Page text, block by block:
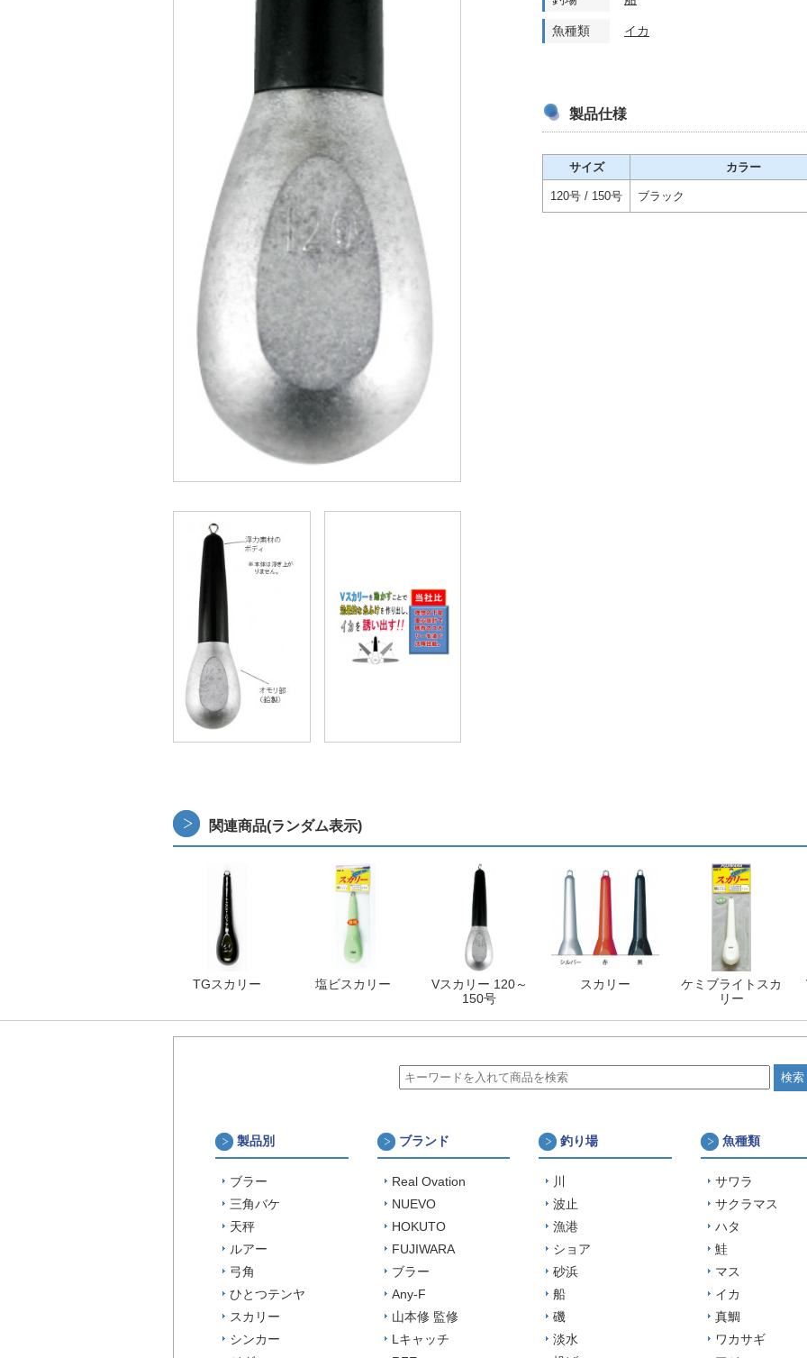
魚種類 イカ
製品仕様
サイズ カラー
120号 / 150号 ブラック
関連商品(ランダム表示)
TGスカリー 塩ビスカリー
Vスカリー 120～
150号
スカリー
ケミブライトスカ
リー
製品別
ブラー
三角バケ
天秤
ルアー
弓角
ひとつテンヤ
スカリー
シンカー
ブランド
Real Ovation
NUEVO
HOKUTO
FUJIWARA
ブラー
Any-F
山本修 監修
Lキャッチ
釣り場
川
波止
漁港
ショア
砂浜
船
磯
淡水
魚種類
サワラ
サクラマス
ハタ
鮭
マス
イカ
真鯛
ワカサギ